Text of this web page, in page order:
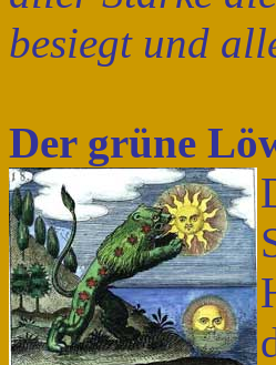
besiegt und
Der grüne